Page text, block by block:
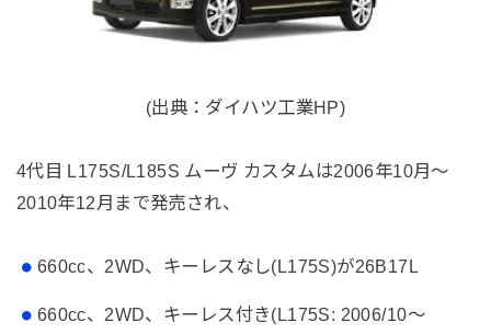
(出典：ダイハツ工業HP)
4代目 L175S/L185S ムーヴ カスタムは2006年10月～
2010年12月まで発売され、
660cc、2WD、キーレスなし(L175S)が26B17L
660cc、2WD、キーレス付き(L175S: 2006/10～